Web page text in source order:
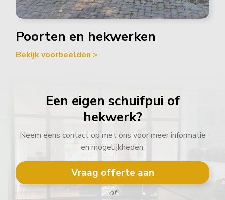
Poorten en hekwerken
Bekijk voorbeelden >
Een eigen schuifpui of
hekwerk?
Neem eens contact op met ons voor meer informatie
en mogelijkheden.
Vraag offerte aan
of